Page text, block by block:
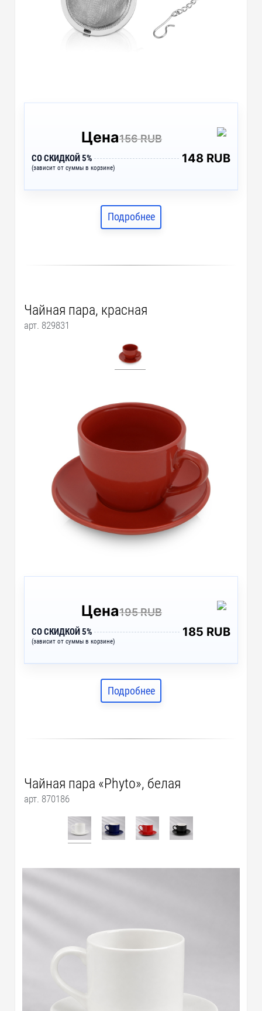
Цена156 RUB
СО СКИДКОЙ 5%
(зависит от суммы в корзине)
148 RUB
Подробнее
Чайная пара, красная
арт. 829831
Цена195 RUB
СО СКИДКОЙ 5%
(зависит от суммы в корзине)
185 RUB
Подробнее
Чайная пара «Phyto», белая
арт. 870186